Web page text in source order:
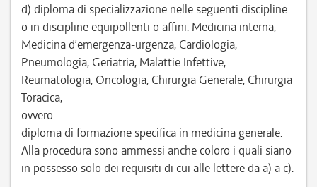
d) diploma di specializzazione nelle seguenti discipline
o in discipline equipollenti o affini: Medicina interna,
Medicina d’emergenza-urgenza, Cardiologia,
Pneumologia, Geriatria, Malattie Infettive,
Reumatologia, Oncologia, Chirurgia Generale, Chirurgia
Toracica,
ovvero
diploma di formazione specifica in medicina generale.
Alla procedura sono ammessi anche coloro i quali siano
in possesso solo dei requisiti di cui alle lettere da a) a c).